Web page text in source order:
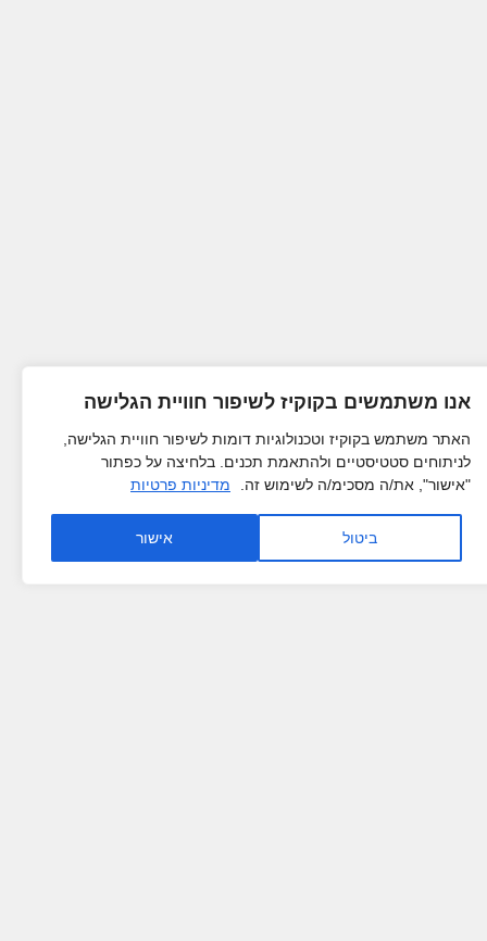
אנו משתמשים בקוקיז לשיפור חוויית הגלישה
האתר משתמש בקוקיז וטכנולוגיות דומות לשיפור חוויית הגלישה,
לניתוחים סטטיסטיים ולהתאמת תכנים. בלחיצה על כפתור
"אישור", את/ה מסכימ/ה לשימוש זה.
מדיניות פרטיות
ביטול אישור